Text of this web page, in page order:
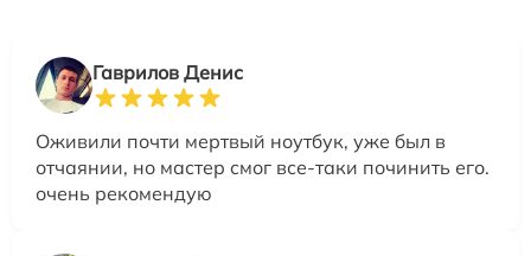
Гаврилов Денис
Оживили почти мертвый ноутбук, уже был в
отчаянии, но мастер смог все-таки починить его.
очень рекомендую